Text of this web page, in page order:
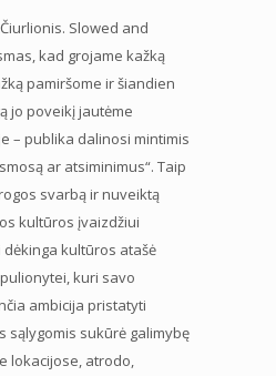
Slowed and
kad grojame kažką
pamiršome ir šiandien
jo poveikį jautėme
– publika dalinosi mintimis
ar atsiminimus“. Taip
svarbą ir nuveiktą
kultūros įvaizdžiui
dėkinga kultūros atašė
kuri savo
ambicija pristatyti
sąlygomis sukūrė galimybę
lokacijose, atrodo,